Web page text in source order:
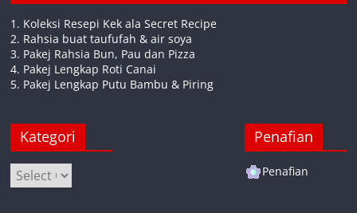
1. Koleksi Resepi Kek ala Secret Recipe
2. Rahsia buat taufufah & air soya
3. Pakej Rahsia Bun, Pau dan Pizza
4. Pakej Lengkap Roti Canai
5. Pakej Lengkap Putu Bambu & Piring
Kategori
Kategori
Penafian
Penafian